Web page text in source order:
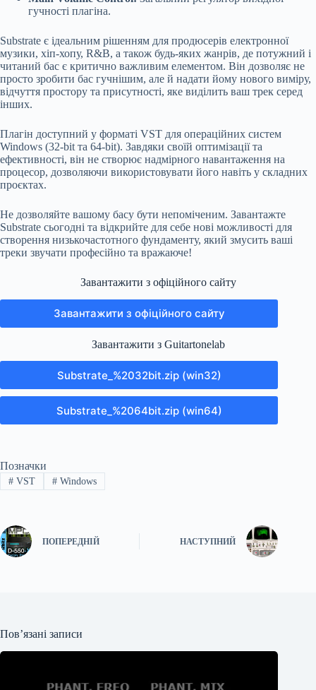
гучності плагіна.
Substrate є ідеальним рішенням для продюсерів електронної
музики, хіп-хопу, R&B, а також будь-яких жанрів, де потужний і
читаний бас є критично важливим елементом. Він дозволяє не
просто зробити бас гучнішим, але й надати йому нового виміру,
відчуття простору та присутності, яке виділить ваш трек серед
інших.
Плагін доступний у форматі VST для операційних систем
Windows (32-bit та 64-bit). Завдяки своїй оптимізації та
ефективності, він не створює надмірного навантаження на
процесор, дозволяючи використовувати його навіть у складних
проєктах.
Не дозволяйте вашому басу бути непоміченим. Завантажте
Substrate сьогодні та відкрийте для себе нові можливості для
створення низькочастотного фундаменту, який змусить ваші
треки звучати професійно та вражаюче!
Завантажити з офіційного сайту
Завантажити з офіційного сайту
Завантажити з Guitartonelab
Substrate_%2032bit.zip (win32)
Substrate_%2064bit.zip (win64)
Позначки
#VST #Windows
ПОПЕРЕДНІЙ НАСТУПНИЙ
Пов’язані записи